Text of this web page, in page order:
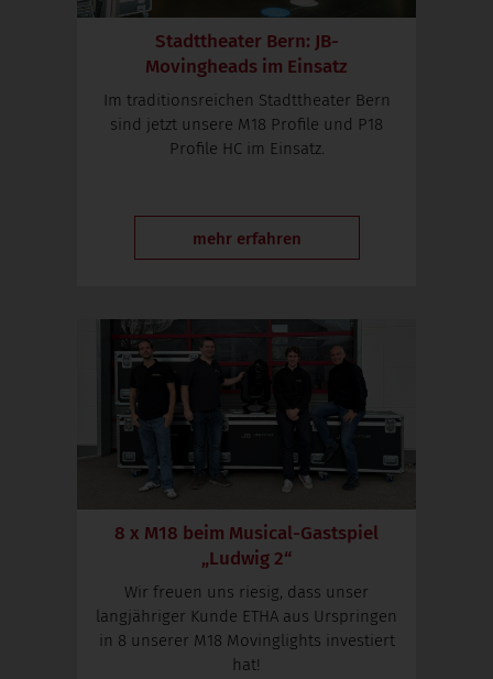
Stadttheater Bern: JB-
Movingheads im Einsatz
Im traditionsreichen Stadttheater Bern
sind jetzt unsere M18 Profile und P18
Profile HC im Einsatz.
mehr erfahren
8 x M18 beim Musical-Gastspiel
„Ludwig 2“
Wir freuen uns riesig, dass unser
langjähriger Kunde ETHA aus Urspringen
in 8 unserer M18 Movinglights investiert
hat!